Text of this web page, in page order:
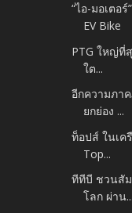
“ไอ-มอเตอ
EV Bike
PTG ใหญ่ที่
ใต...
อีกความภา
ยกย่อง ...
ท็อปส์ ในเค
Top...
ทีทีบี ชวนสั
โลก ผ่าน...